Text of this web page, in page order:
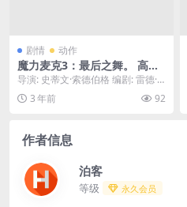
剧情 动作
魔力麦克3：最后之舞。 高清
资源1080p只分享精品????
导演: 史蒂文·索德伯格 编剧: 雷德·
卡罗林 主演: 查宁·塔图姆 / 萨尔玛...
3 年前 92
作者信息
泊客
等级 永久会员